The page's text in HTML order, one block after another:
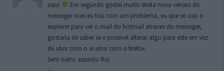
aqui
Em segundo gostei muito desta nova versao do
messeger mas eu tou com um problema, eu que so uso o
explorer para ver o mail do hotmail atraves do messeger,
gostaria de saber se e possivel alterar algo para este em vez
de abrir com o ie abrir com o firefox.
Sem outro assunto Rui